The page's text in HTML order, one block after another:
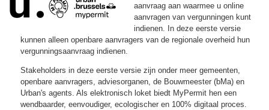
aanvraag aan waarmee u online
aanvragen van vergunningen kunt
indienen. In deze eerste versie
kunnen alleen openbare aanvragers van de regionale overheid hun
vergunningsaanvraag indienen.
Stakeholders in deze eerste versie zijn onder meer gemeenten,
openbare aanvragers, adviesorganen, de Bouwmeester (bMa) en
Urban's agents. Als elektronisch loket biedt MyPermit hen een
wendbaarder, eenvoudiger, ecologischer en 100% digitaal proces.